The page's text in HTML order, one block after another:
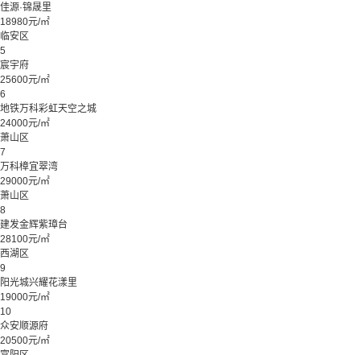
佳源·锦晟里
18980元/㎡
临安区
5
宸宇府
25600元/㎡
6
地铁万科彩虹天空之城
24000元/㎡
萧山区
7
万科樟宜翠湾
29000元/㎡
萧山区
8
建发金辉紫璋台
28100元/㎡
西湖区
9
阳光城兴耀花漾里
19000元/㎡
10
众安顺源府
20500元/㎡